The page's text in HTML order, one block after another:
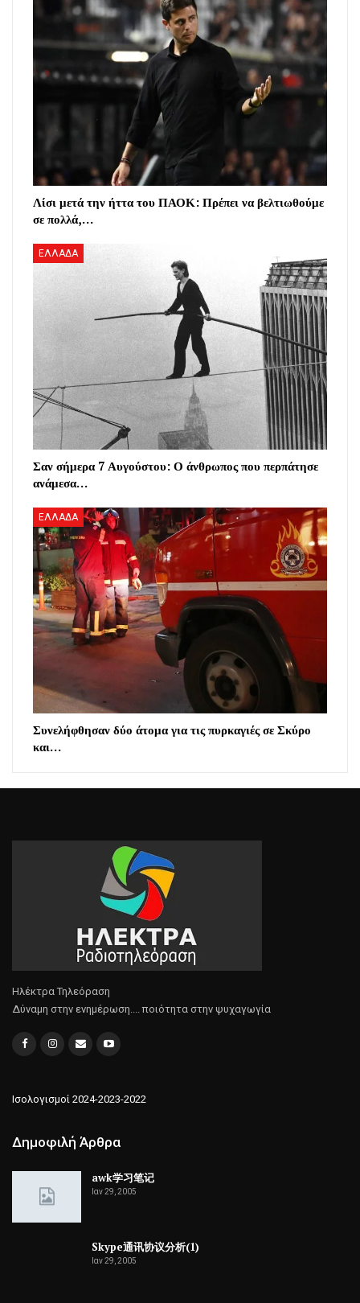
Λίσι μετά την ήττα του ΠΑΟΚ: Πρέπει να βελτιωθούμε
σε πολλά,…
ΕΛΛΑΔΑ
Σαν σήμερα 7 Αυγούστου: Ο άνθρωπος που περπάτησε
ανάμεσα…
ΕΛΛΑΔΑ
Συνελήφθησαν δύο άτομα για τις πυρκαγιές σε Σκύρο
και…
Ηλέκτρα Τηλεόραση
Δύναμη στην ενημέρωση.... ποιότητα στην ψυχαγωγία
Ισολογισμοί 2024-2023-2022
Δημοφιλή Άρθρα
awk学习笔记
Ιαν 29, 2005
Skype通讯协议分析(1)
Ιαν 29, 2005